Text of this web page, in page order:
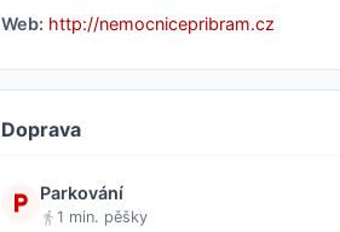
Web: http://nemocnicepribram.cz
Doprava
Parkování
1 min. pěšky